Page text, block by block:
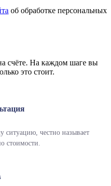
об обработке персональных
счёте. На каждом шаге вы
это стоит.
ситуацию, честно называет
стоимости.